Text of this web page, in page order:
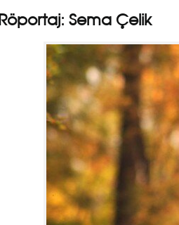
Röportaj: Sema Çelik